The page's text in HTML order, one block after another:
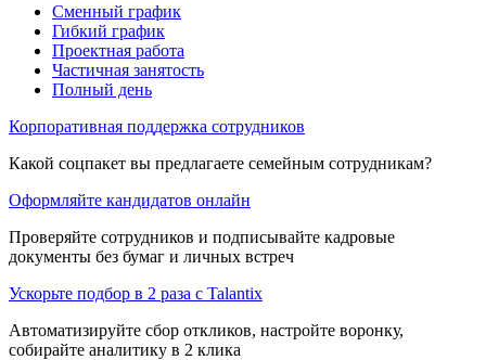
Сменный график
Гибкий график
Проектная работа
Частичная занятость
Полный день
Корпоративная поддержка сотрудников
Какой соцпакет вы предлагаете семейным сотрудникам?
Оформляйте кандидатов онлайн
Проверяйте сотрудников и подписывайте кадровые
документы без бумаг и личных встреч
Ускорьте подбор в 2 раза с Talantix
Автоматизируйте сбор откликов, настройте воронку,
собирайте аналитику в 2 клика